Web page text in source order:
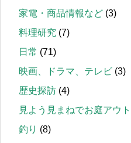
家電・商品情報など (3)
料理研究 (7)
日常 (71)
映画、ドラマ、テレビ (3)
歴史探訪 (4)
見よう見まねでお庭アウ
釣り (8)